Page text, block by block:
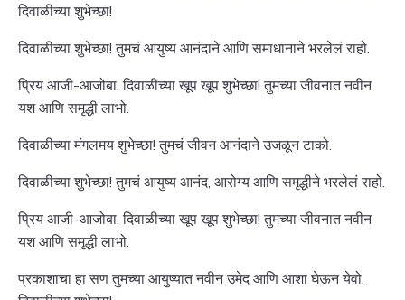
दिवाळीच्या शुभेच्छा!
दिवाळीच्या शुभेच्छा! तुमचं आयुष्य आनंदाने आणि समाधानाने भरलेलं राहो.
प्रिय आजी-आजोबा, दिवाळीच्या खूप खूप शुभेच्छा! तुमच्या जीवनात नवीन
यश आणि समृद्धी लाभो.
दिवाळीच्या मंगलमय शुभेच्छा! तुमचं जीवन आनंदाने उजळून टाको.
दिवाळीच्या शुभेच्छा! तुमचं आयुष्य आनंद, आरोग्य आणि समृद्धीने भरलेलं राहो.
प्रिय आजी-आजोबा, दिवाळीच्या खूप खूप शुभेच्छा! तुमच्या जीवनात नवीन
यश आणि समृद्धी लाभो.
प्रकाशाचा हा सण तुमच्या आयुष्यात नवीन उमेद आणि आशा घेऊन येवो.